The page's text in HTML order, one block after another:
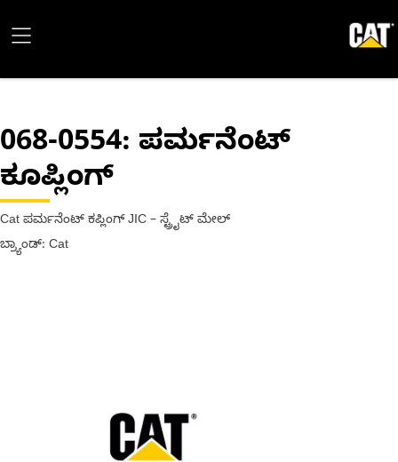
068-0554: ಪರ್ಮನೆಂಟ್
ಕೂಪ್ಲಿಂಗ್
Cat ಪರ್ಮನೆಂಟ್ ಕಪ್ಲಿಂಗ್ JIC – ಸ್ಟ್ರೈಟ್ ಮೇಲ್
ಬ್ರ್ಯಾಂಡ್: Cat